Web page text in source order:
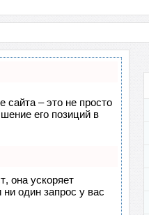
сайта – это не просто
его позиций в
, она ускоряет
один запрос у вас